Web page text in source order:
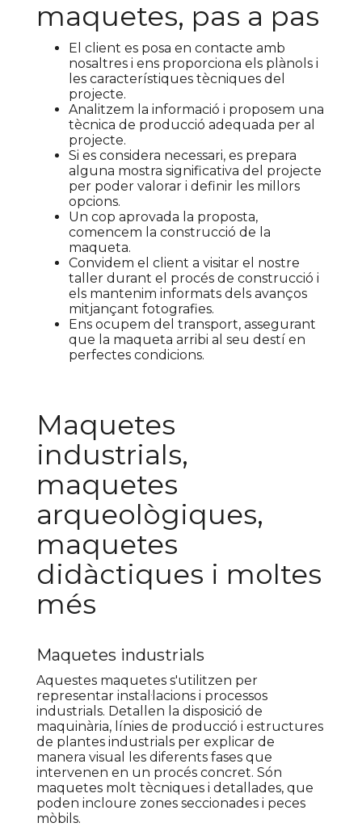
maquetes, pas a pas
El client es posa en contacte amb
nosaltres i ens proporciona els plànols i
les característiques tècniques del
projecte.
Analitzem la informació i proposem una
tècnica de producció adequada per al
projecte.
Si es considera necessari, es prepara
alguna mostra significativa del projecte
per poder valorar i definir les millors
opcions.
Un cop aprovada la proposta,
comencem la construcció de la
maqueta.
Convidem el client a visitar el nostre
taller durant el procés de construcció i
els mantenim informats dels avanços
mitjançant fotografies.
Ens ocupem del transport, assegurant
que la maqueta arribi al seu destí en
perfectes condicions.
Maquetes
industrials,
maquetes
arqueològiques,
maquetes
didàctiques i moltes
més
Maquetes industrials
Aquestes maquetes s'utilitzen per
representar instal·lacions i processos
industrials. Detallen la disposició de
maquinària, línies de producció i estructures
de plantes industrials per explicar de
manera visual les diferents fases que
intervenen en un procés concret. Són
maquetes molt tècniques i detallades, que
poden incloure zones seccionades i peces
mòbils.